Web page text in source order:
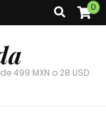
0
499 MXN o 28 USD